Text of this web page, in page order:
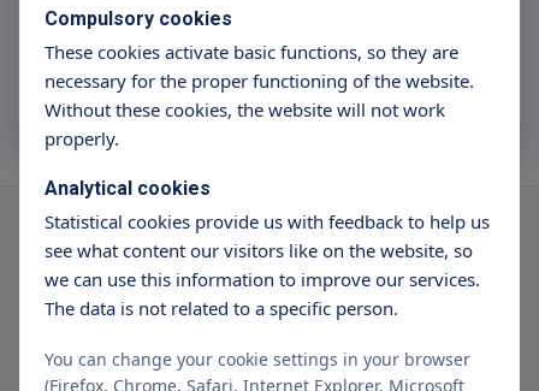
Compulsory cookies
These cookies activate basic functions, so they are
necessary for the proper functioning of the website.
Without these cookies, the website will not work
properly.
Analytical cookies
Statistical cookies provide us with feedback to help us
see what content our visitors like on the website, so
we can use this information to improve our services.
The data is not related to a specific person.
You can change your cookie settings in your browser
(Firefox, Chrome, Safari, Internet Explorer, Microsoft